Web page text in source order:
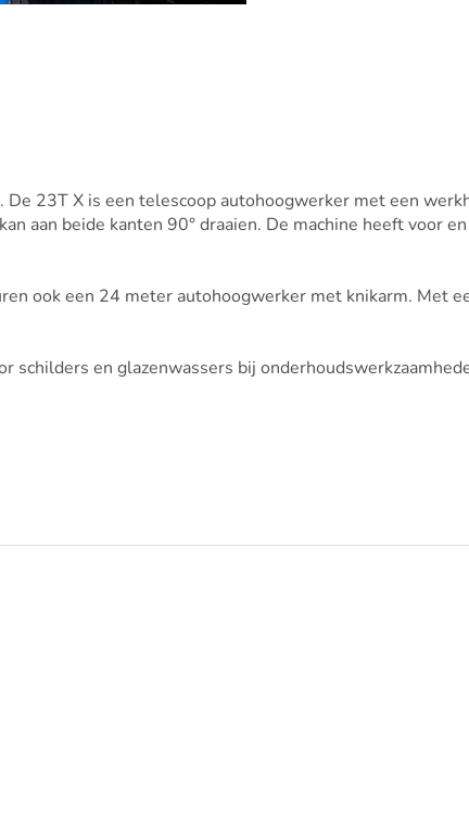
23T X is een telescoop autohoogwerker met een
aan beide kanten 90° draaien. De machine heeft voor
ook een 24 meter autohoogwerker met knikarm. Met
en glazenwassers bij